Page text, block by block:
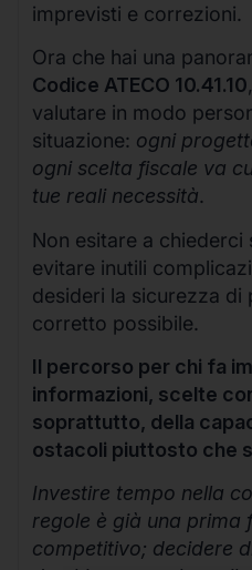
imprevisti e correzioni.
Ora che hai una
Codice ATECO 10.41.10
valutare in modo
situazione: ogni
ogni scelta fiscale va
tue reali necessità.
Non esitare a
evitare inutili
desideri la sicurezza di
corretto possibile.
Il percorso per chi fa
informazioni, scelte
soprattutto, della
ostacoli piuttosto che
Investire tempo nella
regole è già una prima
competitivo; decidere